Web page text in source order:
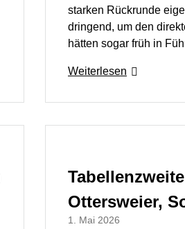
starken Rückrunde
dringend, um den
hätten sogar früh in
Weiterlesen
Ottersweier,
1. Mai 2026